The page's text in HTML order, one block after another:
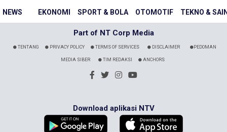
NEWS EKONOMI SPORT & BOLA OTOMOTIF TEKNO &
Part of NT Corp Media
TENTANG PRIVACY POLICY TERMS OF SERVICES DISCLAIMER PEDOMAN
MEDIA SIBER TIM REDAKSI ANCHORS
Download aplikasi NTV